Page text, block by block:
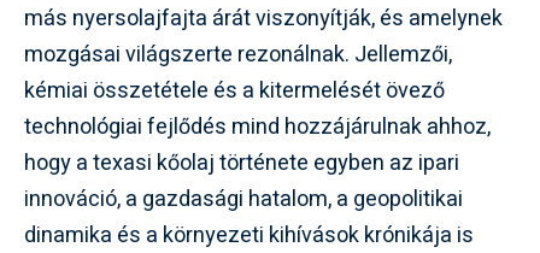
más nyersolajfajta árát viszonyítják, és amelynek
mozgásai világszerte rezonálnak. Jellemzői,
kémiai összetétele és a kitermelését övező
technológiai fejlődés mind hozzájárulnak ahhoz,
hogy a texasi kőolaj története egyben az ipari
innováció, a gazdasági hatalom, a geopolitikai
dinamika és a környezeti kihívások krónikája is